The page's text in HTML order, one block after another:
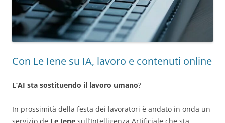
Con Le Iene su IA, lavoro e contenuti online
L’AI sta sostituendo il lavoro umano?
In prossimità della festa dei lavoratori è andato in onda un